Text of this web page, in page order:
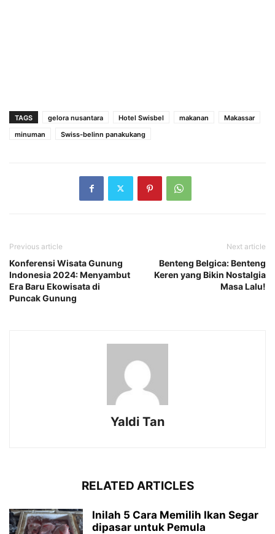
TAGS gelora nusantara Hotel Swisbel makanan
Makassar
minuman
Swiss-belinn panakukang
Previous article
Konferensi Wisata Gunung
Indonesia 2024: Menyambut
Era Baru Ekowisata di
Puncak Gunung
Next article
Benteng Belgica: Benteng
Keren yang Bikin Nostalgia
Masa Lalu!
Yaldi Tan
RELATED ARTICLES
Inilah 5 Cara Memilih Ikan Segar
dipasar untuk Pemula